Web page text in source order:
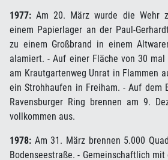
1977: Am 20. März wurde die Wehr
einem Papierlager an der Paul-
zu einem Großbrand in einem
alamiert. - Auf einer Fläche von 30
am Krautgartenweg Unrat in Flammen
ein Strohhaufen in Freiham. - Auf dem
Ravensburger Ring brennen am 9.
vollkommen aus.
1978: Am 31. März brennen 5.000
Bodenseestraße. - Gemeinschaftlich